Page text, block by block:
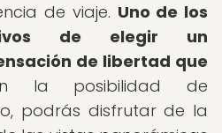
de viaje. Uno de los
de elegir un
de libertad que
la posibilidad de
podrás disfrutar de la